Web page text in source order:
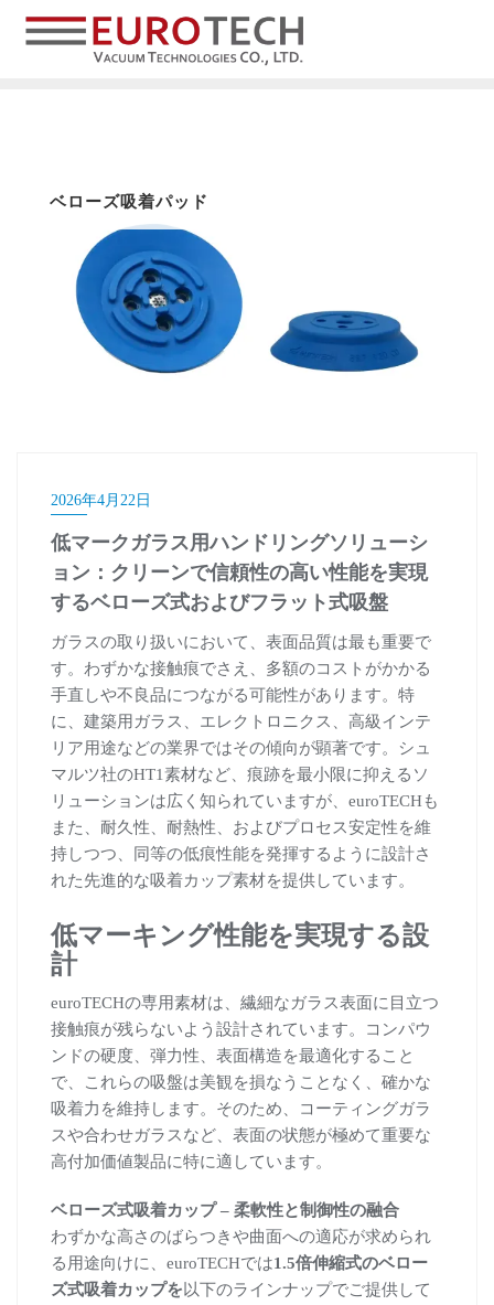
ベローズ吸着パッド
2026年4月22日
低マークガラス用ハンドリングソリューシ
ョン：クリーンで信頼性の高い性能を実現
するベローズ式およびフラット式吸盤
ガラスの取り扱いにおいて、表面品質は最も重要で
す。わずかな接触痕でさえ、多額のコストがかかる
手直しや不良品につながる可能性があります。特
に、建築用ガラス、エレクトロニクス、高級インテ
リア用途などの業界ではその傾向が顕著です。シュ
マルツ社のHT1素材など、痕跡を最小限に抑えるソ
リューションは広く知られていますが、euroTECHも
また、耐久性、耐熱性、およびプロセス安定性を維
持しつつ、同等の低痕性能を発揮するように設計さ
れた先進的な吸着カップ素材を提供しています。
低マーキング性能を実現する設
計
euroTECHの専用素材は、繊細なガラス表面に目立つ
接触痕が残らないよう設計されています。コンパウ
ンドの硬度、弾力性、表面構造を最適化すること
で、これらの吸盤は美観を損なうことなく、確かな
吸着力を維持します。そのため、コーティングガラ
スや合わせガラスなど、表面の状態が極めて重要な
高付加価値製品に特に適しています。
ベローズ式吸着カップ – 柔軟性と制御性の融合
わずかな高さのばらつきや曲面への適応が求められ
る用途向けに、euroTECHでは1.5倍伸縮式のベロー
ズ式吸着カップを 以下のラインナップでご提供して